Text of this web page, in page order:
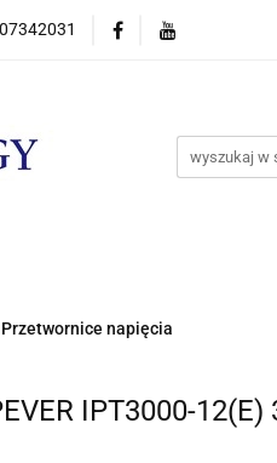
Przetwornice napięcia
IPT3000-12(E)